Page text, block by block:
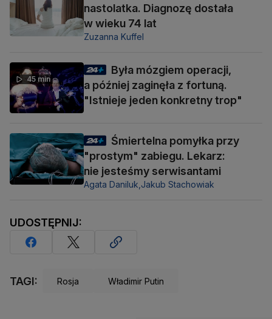
nastolatka. Diagnozę dostała
w wieku 74 lat
Zuzanna Kuffel
45 min
Była mózgiem operacji,
a później zaginęła z fortuną.
"Istnieje jeden konkretny trop"
Śmiertelna pomyłka przy
"prostym" zabiegu. Lekarz:
nie jesteśmy serwisantami
Agata Daniluk, Jakub Stachowiak
UDOSTĘPNIJ:
TAGI: Rosja Władimir Putin